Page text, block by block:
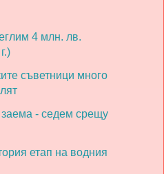
4 млн. лв.
съветници много
- седем срещу
етап на водния